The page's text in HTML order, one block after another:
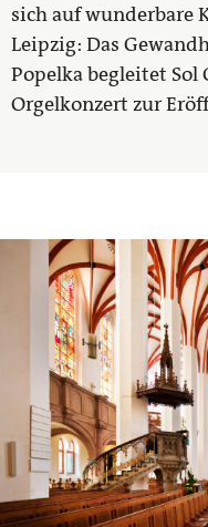
sich auf wunderbare
Leipzig: Das
Popelka begleitet Sol
Orgelkonzert zur